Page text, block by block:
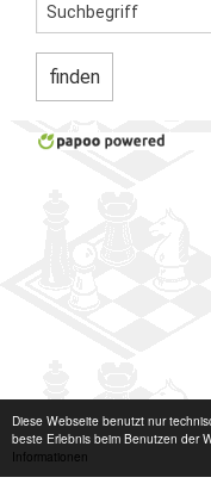
Diese Webseite benutzt nur
beste Erlebnis beim Benutzen der
Informationen